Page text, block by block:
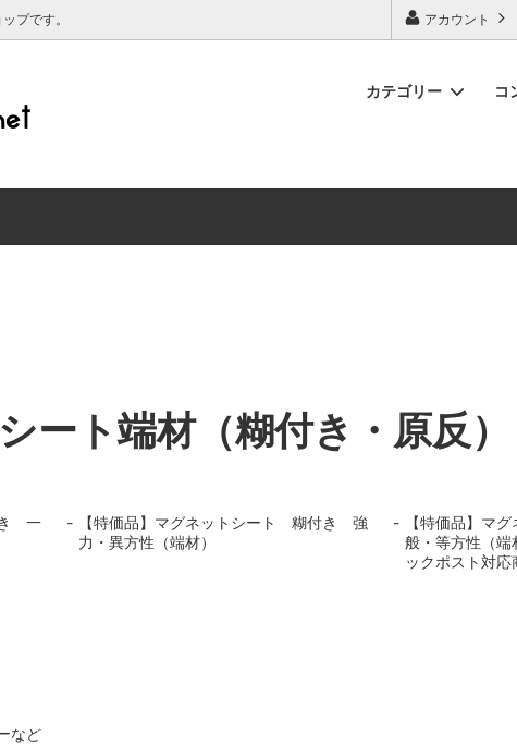
アカウント
プです。
カテゴリー コ
作について
ート端材（糊付き・原反）
き 一
【特価品】マグネットシート 糊付き 強
力・異方性（端材）
【特価品】マ
般・等方性（端
ックポスト対応
など